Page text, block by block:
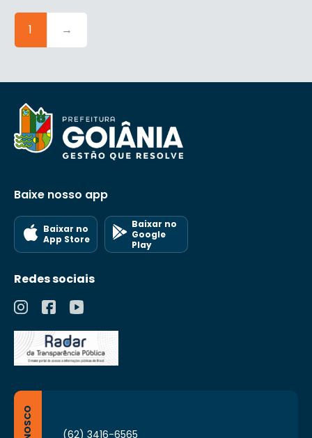
1 →
Baixe nosso app
Baixar no
App Store
Baixar no
Google
Play
Redes sociais
(62) 3416-6565